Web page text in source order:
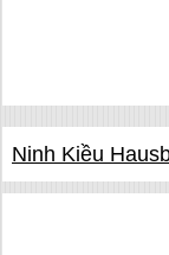
Ninh Kiều